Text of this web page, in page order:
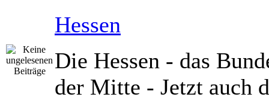
Hessen
Die Hessen - das
der Mitte - Jetzt auch